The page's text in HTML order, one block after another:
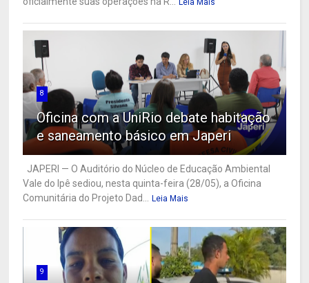
Leia Mais
8
Oficina com a UniRio debate habitação
e saneamento básico em Japeri
JAPERI — O Auditório do Núcleo de Educação Ambiental
Vale do Ipê sediou, nesta quinta-feira (28/05), a Oficina
Comunitária do Projeto Dad...
Leia Mais
9